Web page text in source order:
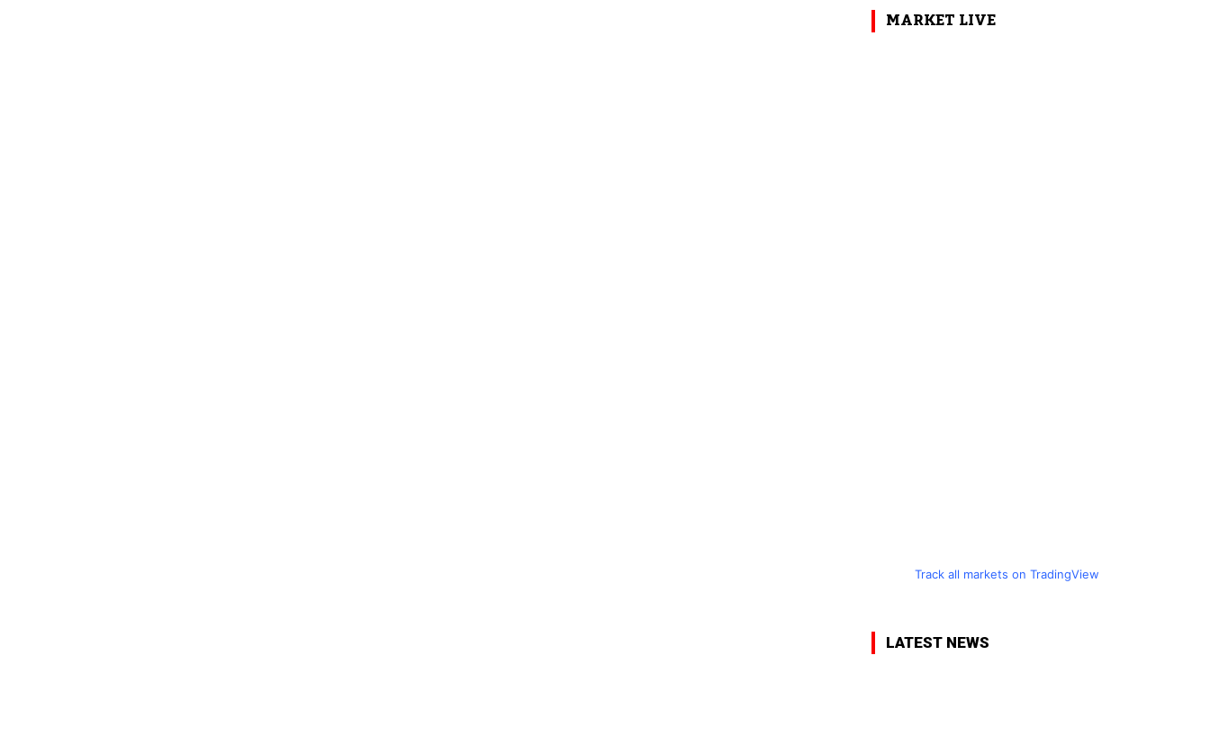
MARKET LIVE
Track all markets on TradingView
LATEST NEWS